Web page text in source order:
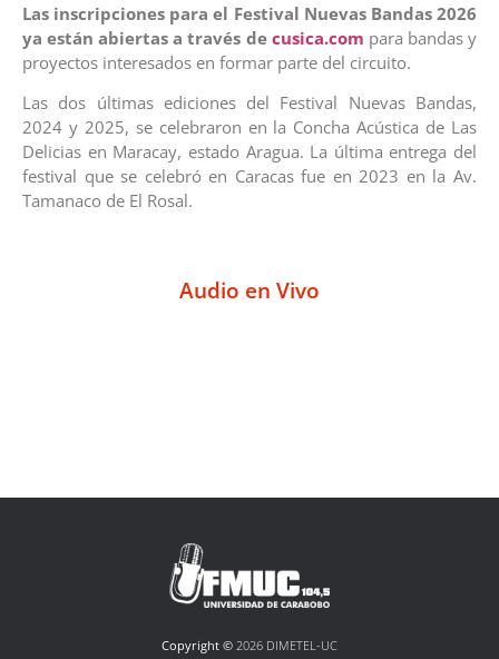
Las inscripciones para el Festival Nuevas Bandas 2026
ya están abiertas a través de cusica.com para bandas y
proyectos interesados en formar parte del circuito.
Las dos últimas ediciones del Festival Nuevas Bandas,
2024 y 2025, se celebraron en la Concha Acústica de Las
Delicias en Maracay, estado Aragua. La última entrega del
festival que se celebró en Caracas fue en 2023 en la Av.
Tamanaco de El Rosal.
Audio en Vivo
Copyright © 2026 DIMETEL-UC